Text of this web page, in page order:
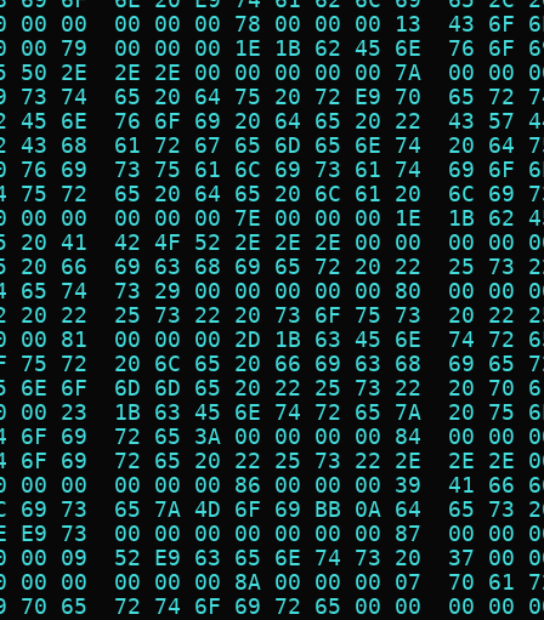
00 00  00 00 00 78 00 00 00 13  43
00 79  00 00 00 1E 1B 62 45 6E  76
50 2E  2E 2E 00 00 00 00 00 7A  00
73 74  65 20 64 75 20 72 E9 70  65
45 6E  76 6F 69 20 64 65 20 22  43
43 68  61 72 67 65 6D 65 6E 74  20
76 69  73 75 61 6C 69 73 61 74  69
75 72  65 20 64 65 20 6C 61 20  6C
00 00  00 00 00 7E 00 00 00 1E  1B
20 41  42 4F 52 2E 2E 2E 00 00  00
20 66  69 63 68 69 65 72 20 22  25
65 74  73 29 00 00 00 00 00 80  00
20 22  25 73 22 20 73 6F 75 73  20
00 81  00 00 00 2D 1B 63 45 6E  74
75 72  20 6C 65 20 66 69 63 68  69
6E 6F  6D 6D 65 20 22 25 73 22  20
00 23  1B 63 45 6E 74 72 65 7A  20
6F 69  72 65 3A 00 00 00 00 84  00
6F 69  72 65 20 22 25 73 22 2E  2E
00 00  00 00 00 86 00 00 00 39  41
69 73  65 7A 4D 6F 69 BB 0A 64  65
E9 73  00 00 00 00 00 00 00 87  00
00 09  52 E9 63 65 6E 74 73 20  37
00 00  00 00 00 8A 00 00 00 07  70
70 65  72 74 6F 69 72 65 00 00  00